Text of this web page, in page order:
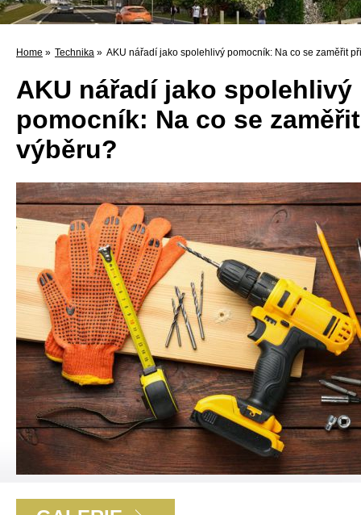
Home » Technika » AKU nářadí jako spolehlivý pomocník: Na co se zaměřit
AKU nářadí jako spolehlivý
pomocník: Na co se
výběru?